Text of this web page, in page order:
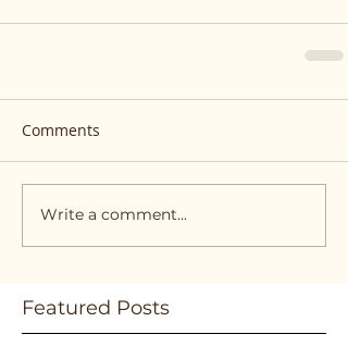
Comments
Write a comment...
Featured Posts